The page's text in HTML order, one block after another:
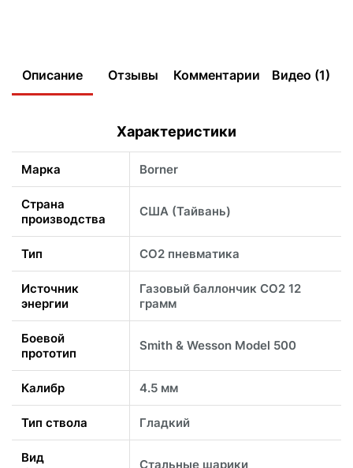
Описание Отзывы Комментарии Видео (1)
Характеристики
Марка Borner
Страна
производства
США (Тайвань)
Тип CO2 пневматика
Источник
энергии
Газовый баллончик CO2 12
грамм
Боевой
прототип
Smith & Wesson Model 500
Калибр 4.5 мм
Тип ствола Гладкий
Вид
Стальные шарики